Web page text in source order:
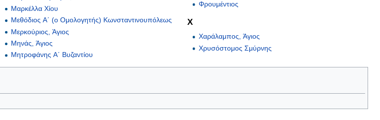
Μαρκέλλα Χίου
Μεθόδιος Α΄ (ο Ομολογητής) Κωνσταντινουπόλεως
Μερκούριος, Άγιος
Μηνάς, Άγιος
Μητροφάνης Α΄ Βυζαντίου
Φρουμέντιος
Χ
Χαράλαμπος, Άγιος
Χρυσόστομος Σμύρνης